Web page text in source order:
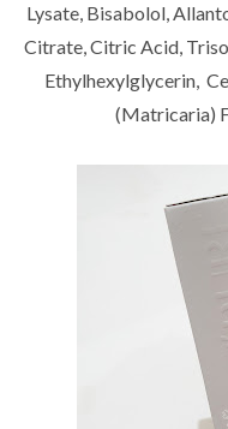
Lysate, Bisabolol,
Citrate, Citric Acid,
Ethylhexylglycerin,
(Matricaria)